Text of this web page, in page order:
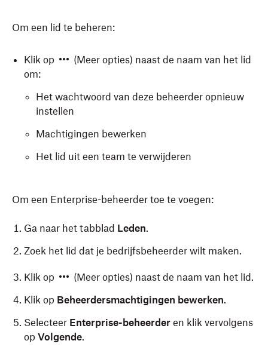
Om een lid te beheren:
Klik op
(Meer opties) naast de naam van het lid
om:
Het wachtwoord van deze beheerder opnieuw
instellen
Machtigingen bewerken
Het lid uit een team te verwijderen
Om een Enterprise-beheerder toe te voegen:
Ga naar het tabblad Leden.
Zoek het lid dat je bedrijfsbeheerder wilt maken.
Klik op
(Meer opties) naast de naam van het lid.
Klik op Beheerdersmachtigingen bewerken.
Selecteer Enterprise-beheerder en klik vervolgens
op Volgende.